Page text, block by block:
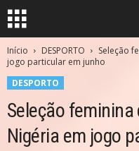
Início DESPORTO
Seleção
jogo particular em junho
DESPORTO
Seleção
Nigéria em jogo